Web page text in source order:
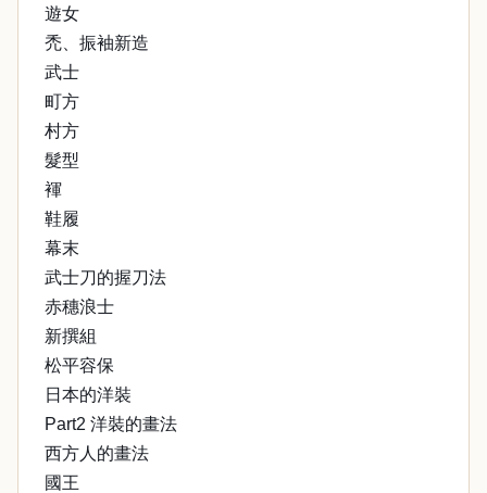
遊女
禿、振袖新造
武士
町方
村方
髮型
褌
鞋履
幕末
武士刀的握刀法
赤穗浪士
新撰組
松平容保
日本的洋裝
Part2 洋裝的畫法
西方人的畫法
國王